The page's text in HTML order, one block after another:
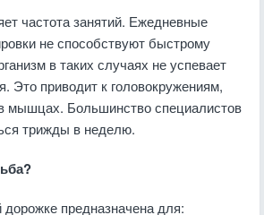
частота занятий. Ежедневные
не способствуют быстрому
в таких случаях не успевает
Это приводит к головокружениям,
мышцах. Большинство специалистов
трижды в неделю.
дорожке предназначена для: